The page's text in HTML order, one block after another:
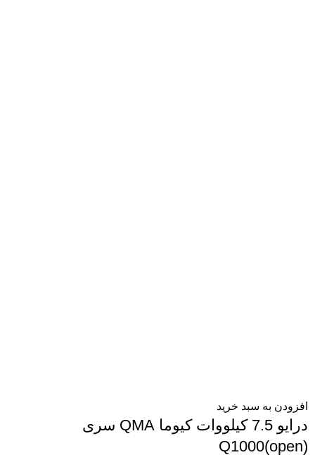
افزودن به سبد خرید
درایو 7.5 کیلووات کیوما QMA سری
Q1000(open)